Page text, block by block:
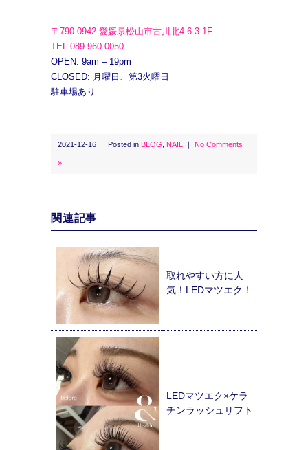
〒790-0942 愛媛県松山市古川北4-6-3 1F
TEL.089-960-0050
OPEN: 9am – 19pm
CLOSED: 月曜日、第3火曜日
駐車場あり
2021-12-16 ｜ Posted in BLOG NAIL ｜ No Comments
»
関連記事
取れやすい方に人
気！LEDマツエク！
LEDマツエク×ケラ
チンラッシュリフト